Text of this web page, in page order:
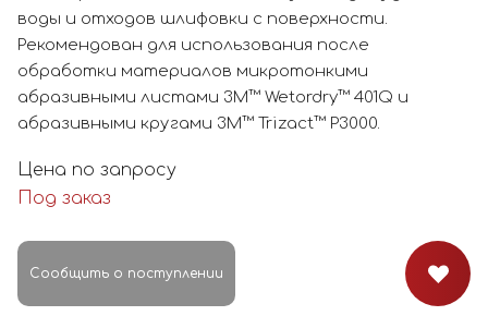
воды и отходов шлифовки с поверхности.
Рекомендован для использования после
обработки материалов микротонкими
абразивными листами 3M™ Wetordry™ 401Q и
абразивными кругами 3M™ Trizact™ P3000.
Цена по запросу
Под заказ
Сообщить о поступлении